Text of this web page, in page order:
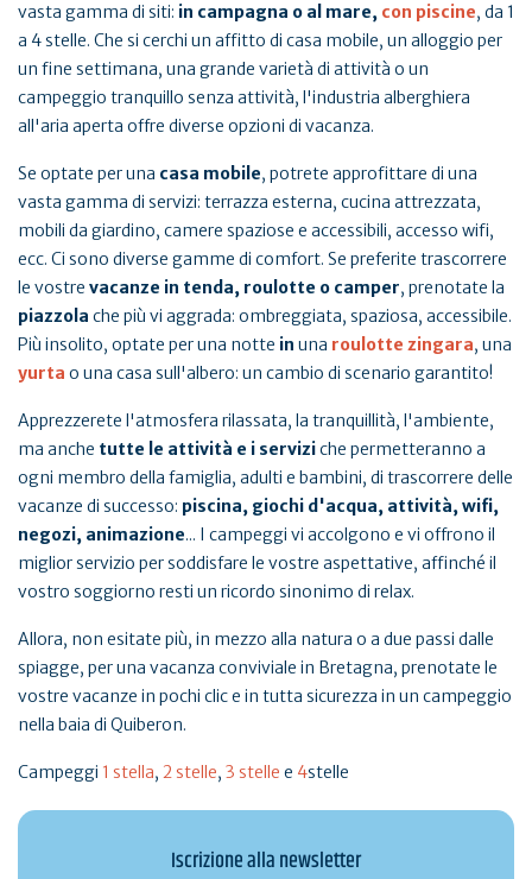
vasta gamma di siti: in campagna o al mare, con piscine, da 1
a 4 stelle. Che si cerchi un affitto di casa mobile, un alloggio per
un fine settimana, una grande varietà di attività o un
campeggio tranquillo senza attività, l'industria alberghiera
all'aria aperta offre diverse opzioni di vacanza.
Se optate per una casa mobile, potrete approfittare di una
vasta gamma di servizi: terrazza esterna, cucina attrezzata,
mobili da giardino, camere spaziose e accessibili, accesso wifi,
ecc. Ci sono diverse gamme di comfort. Se preferite trascorrere
le vostre vacanze in tenda, roulotte o camper, prenotate la
piazzola che più vi aggrada: ombreggiata, spaziosa, accessibile.
Più insolito, optate per una notte in una roulotte zingara, una
yurta o una casa sull'albero: un cambio di scenario garantito!
Apprezzerete l'atmosfera rilassata, la tranquillità, l'ambiente,
ma anche tutte le attività e i serviziche permetteranno a
ogni membro della famiglia, adulti e bambini, di trascorrere delle
vacanze di successo: piscina, giochi d'acqua, attività, wifi,
negozi, animazione... I campeggi vi accolgono e vi offrono il
miglior servizio per soddisfare le vostre aspettative, affinché il
vostro soggiorno resti un ricordo sinonimo di relax.
Allora, non esitate più, in mezzo alla natura o a due passi dalle
spiagge, per una vacanza conviviale in Bretagna, prenotate le
vostre vacanze in pochi clic e in tutta sicurezza in un campeggio
nella baia di Quiberon.
Campeggi 1 stella, 2 stelle, 3 stelle e 4stelle
Iscrizione alla newsletter